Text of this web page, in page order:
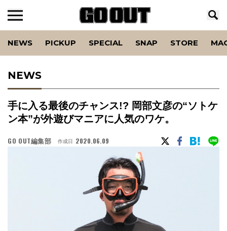
NEWS PICKUP SPECIAL SNAP STORE
NEWS
手に入る最後のチャンス!? 岡部文彦の“ソトケ
ン本”が外遊びマニアに人気のワケ。
GO OUT編集部 作成日 2020.06.09